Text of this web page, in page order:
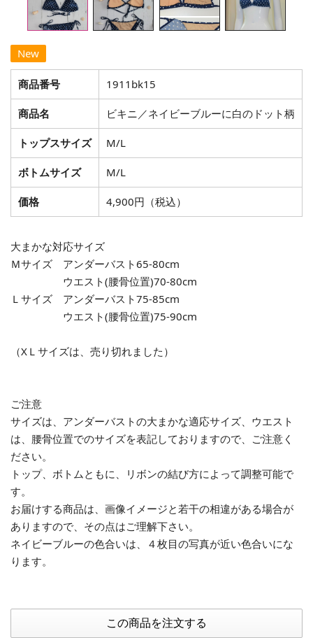
New
商品番号 1911bk15
商品名 ビキニ／ネイビーブルーに白のドット柄
トップスサイズ M/L
ボトムサイズ M/L
価格 4,900円（税込）
大まかな対応サイズ
Ｍサイズ アンダーバスト65-80cm
ウエスト(腰骨位置)70-80cm
Ｌサイズ アンダーバスト75-85cm
ウエスト(腰骨位置)75-90cm
（XＬサイズは、売り切れました）
ご注意
サイズは、アンダーバストの大まかな適応サイズ、ウエスト
は、腰骨位置でのサイズを表記しておりますので、ご注意く
ださい。
トップ、ボトムともに、リボンの結び方によって調整可能で
す。
お届けする商品は、画像イメージと若干の相違がある場合が
ありますので、その点はご理解下さい。
ネイビーブルーの色合いは、４枚目の写真が近い色合いにな
ります。